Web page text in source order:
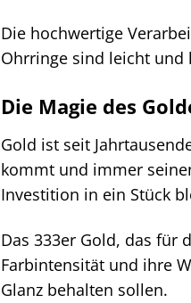
Die hochwertige
Ohrringe sind leicht und
Die Magie des
Gold ist seit
kommt und immer
Investition in ein Stück
Das 333er Gold, das für
Farbintensität und ihre
Glanz behalten sollen.